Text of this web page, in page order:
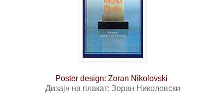
Poster design: Zoran Nikolovski
Дизајн на плакат: Зоран Николовски